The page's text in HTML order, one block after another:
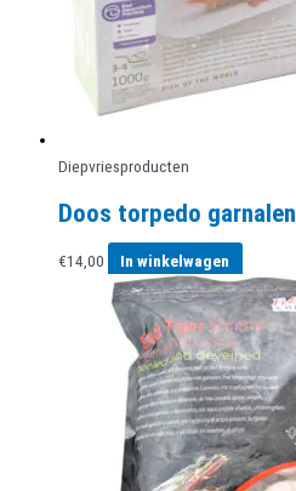
Diepvriesproducten
Doos torpedo garnalen
€14,00 In winkelwagen